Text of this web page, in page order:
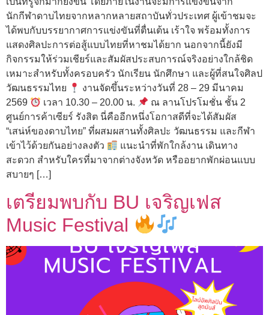
นักกีฬาดาบไทยจากหลากหลายสถาบันทั่วประเทศ ผู้เข้าชมจะ
ได้พบกับบรรยากาศการแข่งขันที่ตื่นเต้น เร้าใจ พร้อมทั้งการ
แสดงศิลปะการต่อสู้แบบไทยที่หาชมได้ยาก นอกจากนี้ยังมี
กิจกรรมให้ร่วมเชียร์และสัมผัสประสบการณ์จริงอย่างใกล้ชิด
เหมาะสำหรับทั้งครอบครัว นักเรียน นักศึกษา และผู้ที่สนใจศิลป
วัฒนธรรมไทย
งานจัดขึ้นระหว่างวันที่ 28 – 29 มีนาคม
2569
เวลา 10.30 – 20.00 น.
ณ ลานโปรโมชั่น ชั้น 2
ศูนย์การค้าเซียร์ รังสิต นี่คืออีกหนึ่งโอกาสดีที่จะได้สัมผัส
“เสน่ห์ของดาบไทย” ที่ผสมผสานทั้งศิลปะ วัฒนธรรม และกีฬา
เข้าไว้ด้วยกันอย่างลงตัว
แนะนำที่พักใกล้งาน เดินทาง
สะดวก สำหรับใครที่มาจากต่างจังหวัด หรืออยากพักผ่อนแบบ
สบายๆ […]
เตรียมพบกับ BU เจริญเฟส
Music Festival